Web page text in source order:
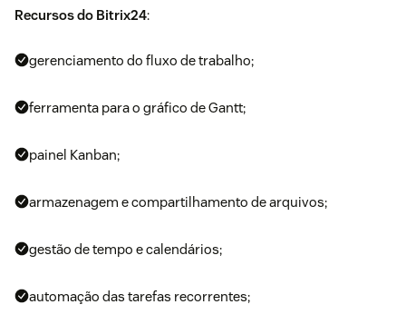
Recursos do Bitrix24:
gerenciamento do fluxo de trabalho;
ferramenta para o gráfico de Gantt;
painel Kanban;
armazenagem e compartilhamento de arquivos;
gestão de tempo e calendários;
automação das tarefas recorrentes;